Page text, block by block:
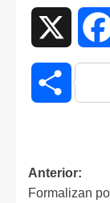
Anterior:
Formalizan